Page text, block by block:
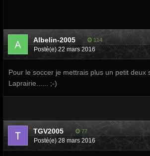
Albelin-2005 114
Posté(e) 22 mars 2016
Pour le soccer je mettrais plus un petit deux
Laprairie...... ;-)
TGV2005 77
Posté(e) 28 mars 2016